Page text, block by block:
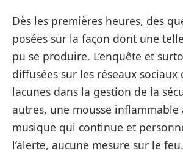
Dès les premières heures, des
posées sur la façon dont une
pu se produire. L’enquête et
diffusées sur les réseaux sociaux
lacunes dans la gestion de la
autres, une mousse
musique qui continue et
l’alerte, aucune mesure sur le feu.